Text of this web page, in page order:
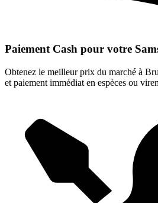
Paiement Cash pour votre
Obtenez le meilleur prix du marché à
et paiement immédiat en espèces ou